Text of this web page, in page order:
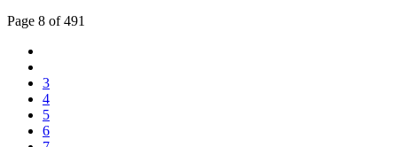
Page 8 of 491
3
4
5
6